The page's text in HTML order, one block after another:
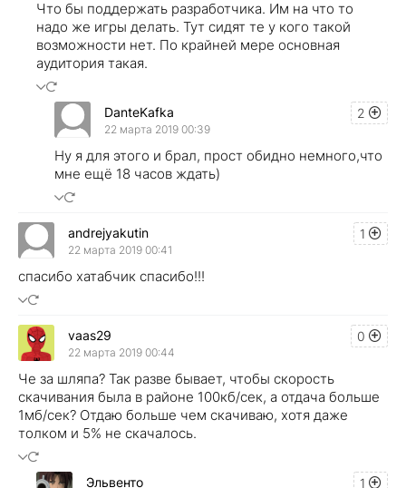
Что бы поддержать разработчика. Им на что то
надо же игры делать. Тут сидят те у кого такой
возможности нет. По крайней мере основная
аудитория такая.
2
DanteKafka
22 марта 2019 00:39
Ну я для этого и брал, прост обидно немного,что
мне ещё 18 часов ждать)
1
andrejyakutin
22 марта 2019 00:41
спасибо хатабчик спасибо!!!
0
vaas29
22 марта 2019 00:44
Че за шляпа? Так разве бывает, чтобы скорость
скачивания была в районе 100кб/сек, а отдача больше
1мб/сек? Отдаю больше чем скачиваю, хотя даже
толком и 5% не скачалось.
1
Эльвенто